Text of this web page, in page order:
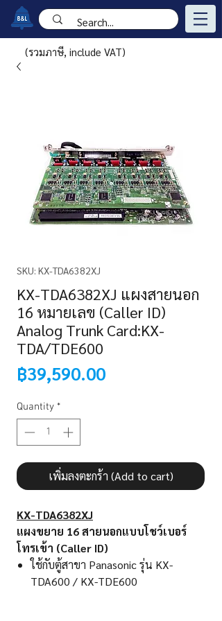
SKU: KX-TDA6382XJ
KX-TDA6382XJ แผงสายนอก
16 หมายเลข (Caller ID)
Analog Trunk Card:KX-
TDA/TDE600
฿39,590.00Price
Quantity *
เพิ่มลงตะกร้า (Add to cart)
KX-TDA6382XJ
แผงขยาย 16 สายนอกแบบโชว์เบอร์
โทรเข้า (Caller ID)
ใช้กับตู้สาขา Panasonic รุ่น KX-
TDA600 / KX-TDE600
(รวมภาษี, include VAT)